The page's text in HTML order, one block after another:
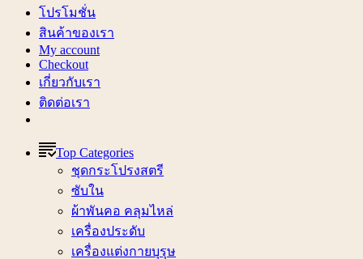
โปรโมชั่น
สินค้าของเรา
My account
Checkout
เกี่ยวกับเรา
ติดต่อเรา
Top Categories
ชุดกระโปรงสตรี
ซับใน
ผ้าพันคอ คลุมไหล่
เครื่องประดับ
เครื่องแต่งกายบุรุษ